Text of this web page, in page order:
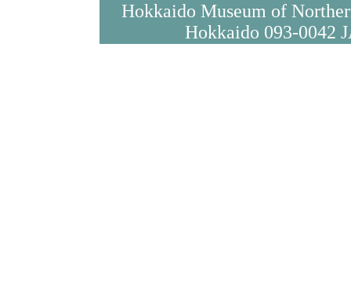
Hokkaido Museum of
Hokkaido 093-0042